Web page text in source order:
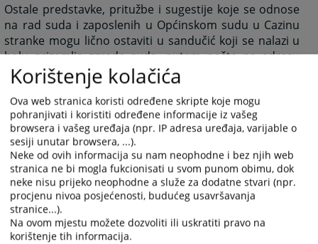
Ostale predstavke, pritužbe i sugestije koje se odnose
na rad suda i zaposlenih u Općinskom sudu u Cazinu
stranke mogu lično ostaviti u sandučić koji se nalazi u
holu prizemlja zgrade suda, putem pošte na adresu
suda ili na e-mail adresu Predsjednika suda:
erol.husic@pravosudje.ba
5094PREGLEDA
Korištenje kolačića
Ova web stranica koristi određene skripte koje mogu
pohranjivati i koristiti određene informacije iz vašeg
browsera i vašeg uređaja (npr. IP adresa uređaja, varijable o
sesiji unutar browsera, ...).
Neke od ovih informacija su nam neophodne i bez njih web
stranica ne bi mogla fukcionisati u svom punom obimu, dok
neke nisu prijeko neophodne a služe za dodatne stvari (npr.
procjenu nivoa posjećenosti, budućeg usavršavanja
stranice...).
Na ovom mjestu možete dozvoliti ili uskratiti pravo na
korištenje tih informacija.